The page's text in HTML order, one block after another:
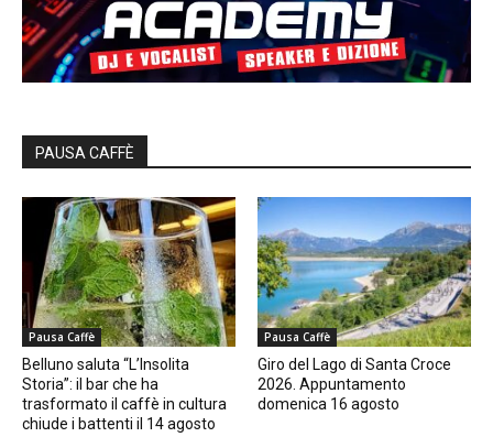
PAUSA CAFFÈ
Pausa Caffè
Belluno saluta “L’Insolita
Storia”: il bar che ha
trasformato il caffè in cultura
chiude i battenti il 14 agosto
Pausa Caffè
Giro del Lago di Santa Croce
2026. Appuntamento
domenica 16 agosto